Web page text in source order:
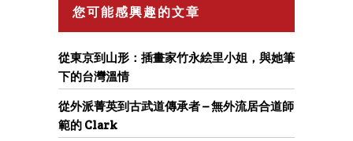
您可能感興趣的文章
從東京到山形：插畫家竹永絵里小姐，與她筆
下的台灣溫情
從外派菁英到古武道傳承者 – 無外流居合道師
範的 Clark